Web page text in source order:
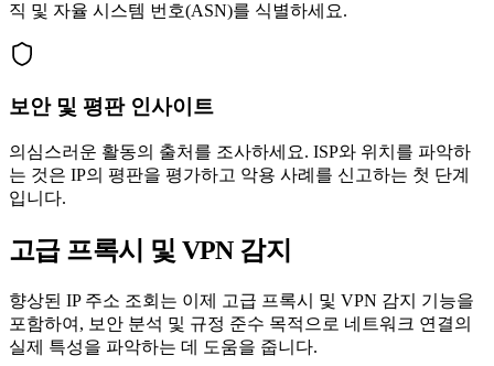
직 및 자율 시스템 번호(ASN)를 식별하세요.
보안 및 평판 인사이트
의심스러운 활동의 출처를 조사하세요. ISP와 위치를 파악하
는 것은 IP의 평판을 평가하고 악용 사례를 신고하는 첫 단계
입니다.
고급 프록시 및 VPN 감지
향상된 IP 주소 조회는 이제 고급 프록시 및 VPN 감지 기능을
포함하여, 보안 분석 및 규정 준수 목적으로 네트워크 연결의
실제 특성을 파악하는 데 도움을 줍니다.